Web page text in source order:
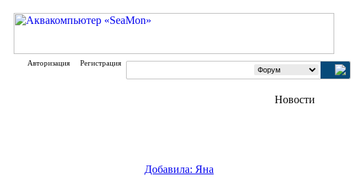
Авторизация Регистрация
Добавила: Яна